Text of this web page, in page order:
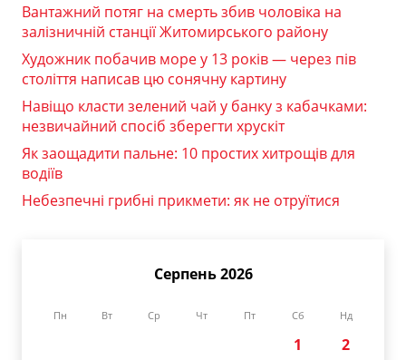
Вантажний потяг на смерть збив чоловіка на
залізничній станції Житомирського району
Художник побачив море у 13 років — через пів
століття написав цю сонячну картину
Навіщо класти зелений чай у банку з кабачками:
незвичайний спосіб зберегти хрускіт
Як заощадити пальне: 10 простих хитрощів для
водіїв
Небезпечні грибні прикмети: як не отруїтися
Серпень 2026
Пн Вт Ср Чт Пт Сб Нд
1
2